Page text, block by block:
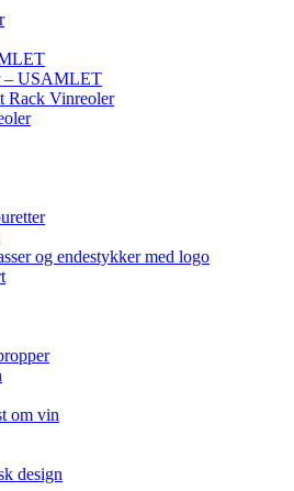
– USAMLET
Rack Vinreoler
og endestykker med logo
om vin
design